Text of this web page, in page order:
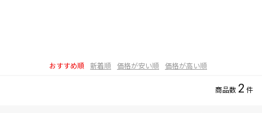
おすすめ順 新着順 価格が安い順 価格が高い順
2